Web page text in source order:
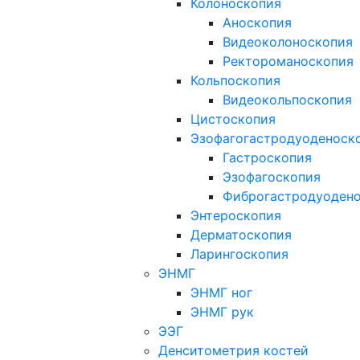
Колоноскопия
Аноскопия
Видеоколоноскопия
Ректороманоскопия
Кольпоскопия
Видеокольпоскопия
Цистоскопия
Гастроскопия
Эзофагоскопия
Энтероскопия
Дерматоскопия
Ларингоскопия
ЭНМГ
ЭНМГ ног
ЭНМГ рук
ЭЭГ
Денситометрия костей